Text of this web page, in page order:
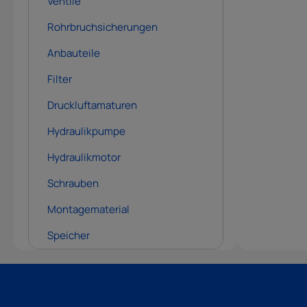
Rohrbruchsicherungen
Anbauteile
Filter
Druckluftamaturen
Hydraulikpumpe
Hydraulikmotor
Schrauben
Montagematerial
Speicher